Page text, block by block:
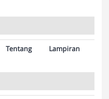
Tentang Lampiran